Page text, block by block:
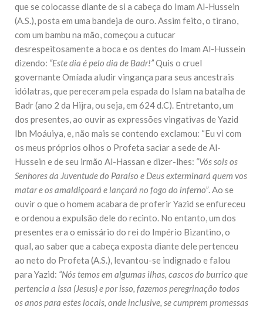
que se colocasse diante de si a cabeça do Imam Al-Hussein
(A.S.), posta em uma bandeja de ouro. Assim feito, o tirano,
com um bambu na mão, começou a cutucar
desrespeitosamente a boca e os dentes do Imam Al-Hussein
dizendo: “Este dia é pelo dia de Badr!”Quis o cruel
governante Omíada aludir vingança para seus ancestrais
idólatras, que pereceram pela espada do Islam na batalha de
Badr (ano 2 da Hijra, ou seja, em 624 d.C). Entretanto, um
dos presentes, ao ouvir as expressões vingativas de Yazid
Ibn Moáuiya, e, não mais se contendo exclamou: “Eu vi com
os meus próprios olhos o Profeta saciar a sede de Al-
Hussein e de seu irmão Al-Hassan e dizer-lhes: “Vós sois os
Senhores da Juventude do Paraíso e Deus exterminará quem vos
matar e os amaldiçoará e lançará no fogo do inferno”. Ao se
ouvir o que o homem acabara de proferir Yazid se enfureceu
e ordenou a expulsão dele do recinto. No entanto, um dos
presentes era o emissário do rei do Império Bizantino, o
qual, ao saber que a cabeça exposta diante dele pertenceu
ao neto do Profeta (A.S.), levantou-se indignado e falou
para Yazid: “Nós temos em algumas ilhas, cascos do burrico que
pertencia a Issa (Jesus) e por isso, fazemos peregrinação todos
os anos para estes locais, onde inclusive, se cumprem promessas